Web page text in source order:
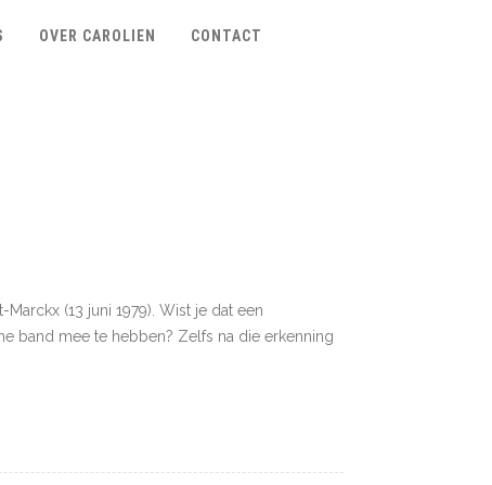
OVER CAROLIEN CONTACT
(13 juni 1979). Wist je dat een
band mee te hebben? Zelfs na die erkenning